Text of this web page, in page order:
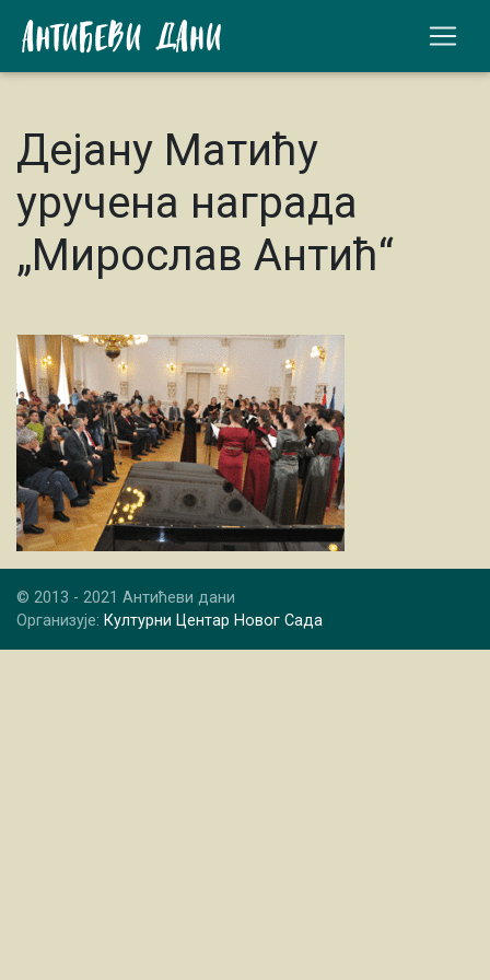
Дејану Матићу
уручена награда
„Мирослав Антић“
© 2013 - 2021 Антићеви дани
Организује: Културни Центар Новог Сада